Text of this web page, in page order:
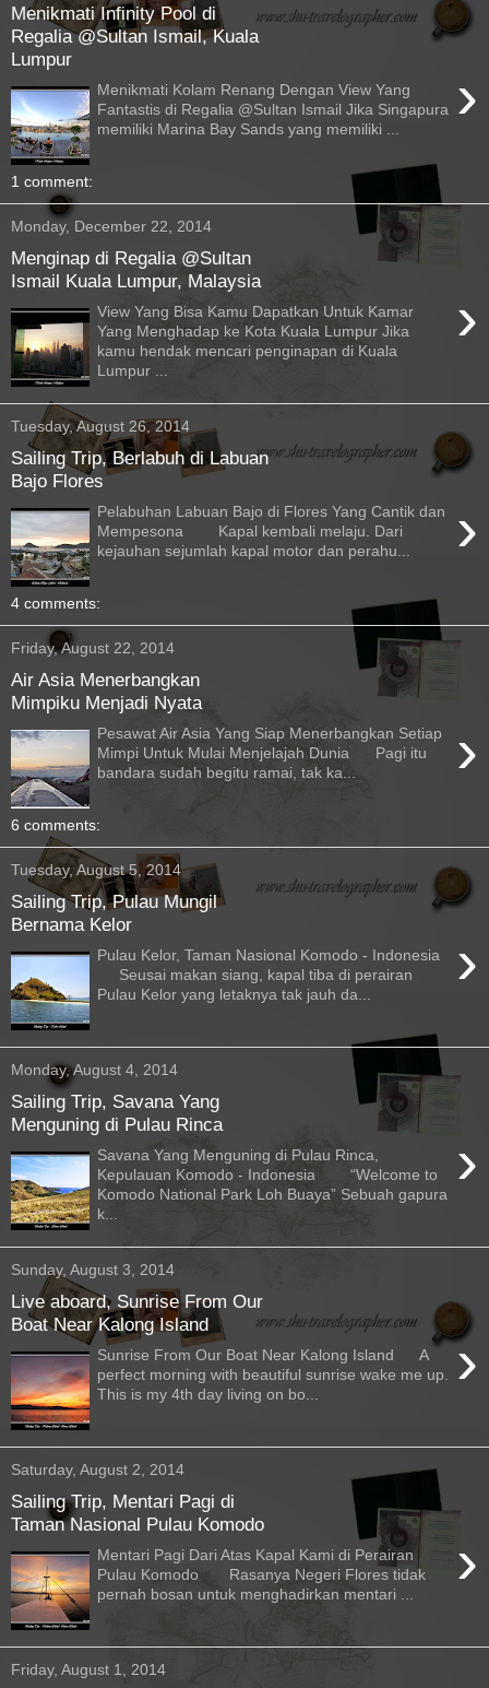
Menikmati Infinity Pool di
Regalia @Sultan Ismail, Kuala
Lumpur
›
Menikmati Kolam Renang Dengan View Yang
Fantastis di Regalia @Sultan Ismail Jika Singapura
memiliki Marina Bay Sands yang memiliki ...
1 comment:
Monday, December 22, 2014
Menginap di Regalia @Sultan
Ismail Kuala Lumpur, Malaysia
›
View Yang Bisa Kamu Dapatkan Untuk Kamar
Yang Menghadap ke Kota Kuala Lumpur Jika
kamu hendak mencari penginapan di Kuala
Lumpur ...
Tuesday, August 26, 2014
Sailing Trip, Berlabuh di Labuan
Bajo Flores
›
Pelabuhan Labuan Bajo di Flores Yang Cantik dan
Mempesona Kapal kembali melaju. Dari
kejauhan sejumlah kapal motor dan perahu...
4 comments:
Friday, August 22, 2014
Air Asia Menerbangkan
Mimpiku Menjadi Nyata
›
Pesawat Air Asia Yang Siap Menerbangkan Setiap
Mimpi Untuk Mulai Menjelajah Dunia Pagi itu
bandara sudah begitu ramai, tak ka...
6 comments:
Tuesday, August 5, 2014
Sailing Trip, Pulau Mungil
Bernama Kelor
›
Pulau Kelor, Taman Nasional Komodo - Indonesia
Seusai makan siang, kapal tiba di perairan
Pulau Kelor yang letaknya tak jauh da...
Monday, August 4, 2014
Sailing Trip, Savana Yang
Menguning di Pulau Rinca
›
Savana Yang Menguning di Pulau Rinca,
Kepulauan Komodo - Indonesia “Welcome to
Komodo National Park Loh Buaya” Sebuah gapura
k...
Sunday, August 3, 2014
Live aboard, Sunrise From Our
Boat Near Kalong Island
›
Sunrise From Our Boat Near Kalong Island A
perfect morning with beautiful sunrise wake me up.
This is my 4th day living on bo...
Saturday, August 2, 2014
Sailing Trip, Mentari Pagi di
Taman Nasional Pulau Komodo
›
Mentari Pagi Dari Atas Kapal Kami di Perairan
Pulau Komodo Rasanya Negeri Flores tidak
pernah bosan untuk menghadirkan mentari ...
Friday, August 1, 2014